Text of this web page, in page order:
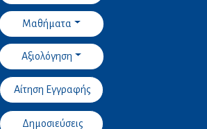
Πληροφορίες
Μαθήματα
Αξιολόγηση
Αίτηση Εγγραφής